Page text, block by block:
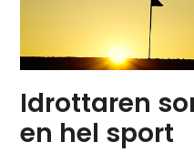
Idrottaren
en hel sport